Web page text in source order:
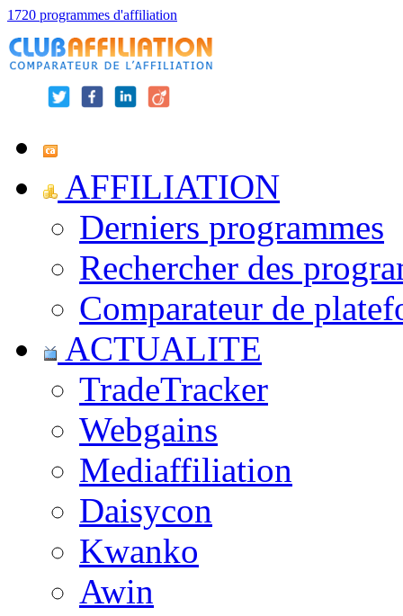
1720 programmes d'affiliation
AFFILIATION
Derniers programmes
Rechercher des
Comparateur de
ACTUALITE
TradeTracker
Webgains
Mediaffiliation
Daisycon
Kwanko
Awin